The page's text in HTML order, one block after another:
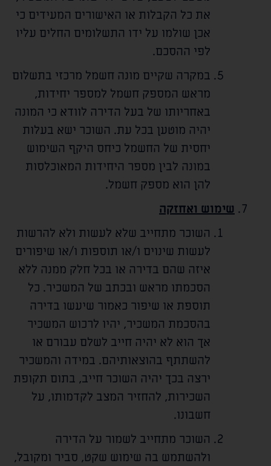
את כל הקבלות או האישורים המעידים כי
אכן שולמו על ידו התשלומים החלים עליו
לפי ההסכם.
במקרה שקיים מונה חשמל מרכזי בתשלום
מראש המספק חשמל למספר יחידות,
באחריותו של בעל הדירה לוודא כי המונה
יהיה מוטען בכל עת. השוכר ישא בעלות
יחסית של החשמל כיחס היקף השימוש
במונה לבין מספר היחידות המאוכלסות
להן הוא מספק חשמל.
שימוש ואחזקה
השוכר מתחייב שלא לעשות ולא להרשות
לעשות שינוים ו/או תוספות ו/או שיפורים
איזה שהם בדירה או בכל חלק ממנה ללא
הסכמתו מראש ובכתב של המשכיר. כל
תוספת או שיפור כאמור שיעשו בדירה
בהסכמת המשכיר, יהיו לרכוש המשכיר
אך הוא לא יהיה חייב לשלם עבורם או
להשתתף בהוצאותיהם. במידה והמשכיר
ירצה בכך יהיה השוכר חייב, בתום תקופת
השכירות, להחזיר המצב לקדמותו, על
חשבונו.
השוכר מתחייב לשמור על הדירה
ולהשתמש בה שימוש שקט, סביר ומקובל,